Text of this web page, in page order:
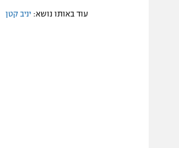
עוד באותו נושא: יניב קטן